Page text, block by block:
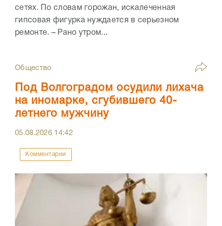
сетях. По словам горожан, искалеченная
гипсовая фигурка нуждается в серьезном
ремонте. – Рано утром...
Общество
Под Волгоградом осудили лихача
на иномарке, сгубившего 40-
летнего мужчину
05.08.2026 14:42
Комментарии